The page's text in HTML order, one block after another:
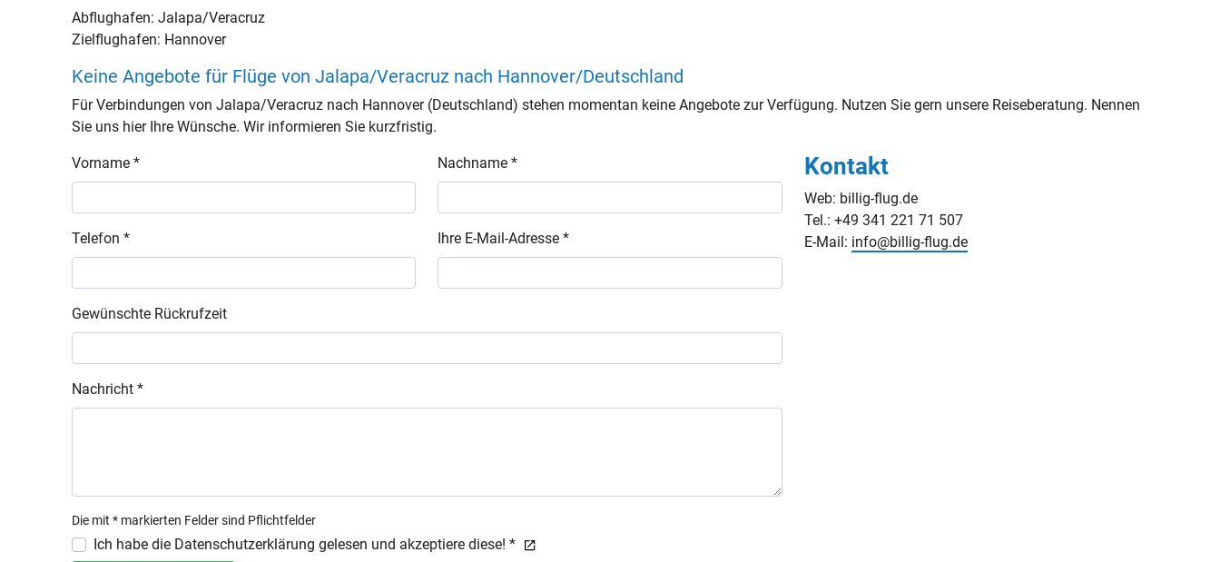
Abflughafen:Jalapa/Veracruz
Zielflughafen: Hannover
Keine Angebote für Flüge von Jalapa/Veracruz nach Hannover/Deutschland
Für Verbindungen von Jalapa/Veracruz nach Hannover (Deutschland) stehen momentan keine Angebote zur Verfügung. Nutzen Sie gern unsere Reiseberatung. Nennen
Sie uns hier Ihre Wünsche. Wir informieren Sie kurzfristig.
Vorname * Nachname *
Telefon * Ihre E-Mail-Adresse *
Gewünschte Rückrufzeit
Nachricht *
Die mit * markierten Felder sind Pflichtfelder
Ich habe die Datenschutzerklärung gelesen und akzeptiere diese! *
Kontakt
Web: billig-flug.de
Tel.: +49 341 221 71 507
E-Mail: info@billig-flug.de